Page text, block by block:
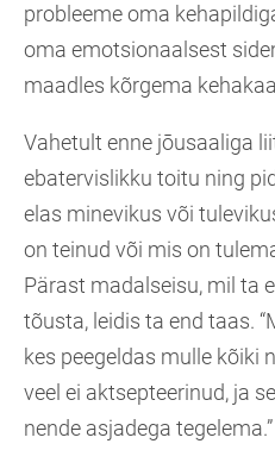
probleeme oma
oma emotsionaalsest
maadles kõrgema
Vahetult enne jōusaaliga
ebatervislikku toitu ning
elas minevikus või
on teinud või mis on
Pärast madalseisu, mil ta
tõusta, leidis ta end taas.
kes peegeldas mulle kõiki
veel ei aktsepteerinud, ja
nende asjadega